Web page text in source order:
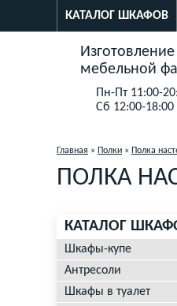
КАТАЛОГ ШКАФОВ
мебельной
Пн-Пт 11:00-
Сб 12:00-
Главная » Полки » Полка
ПОЛКА
КАТАЛОГ
Шкафы-купе
Антресоли
Шкафы в туалет